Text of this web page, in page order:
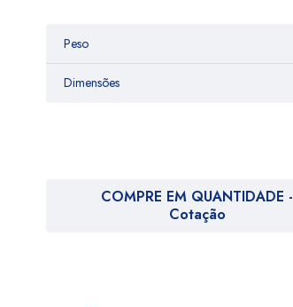
Peso
Dimensões
COMPRE EM QUANTIDADE -
Cotação